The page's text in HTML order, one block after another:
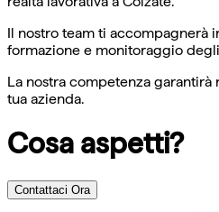
Il nostro team ti accompagnerà
formazione e monitoraggio
La nostra competenza
tua azienda.
Cosa aspetti?
Contattaci Ora